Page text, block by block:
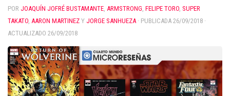
POR JOAQUÍN JOFRÉ BUSTAMANTE, ARMSTRONG, FELIPE TORO, SUPER
TAKATO, AARON MARTINEZ Y JORGE SANHUEZA · PUBLICADA 26/09/2018 ·
ACTUALIZADO 26/09/2018